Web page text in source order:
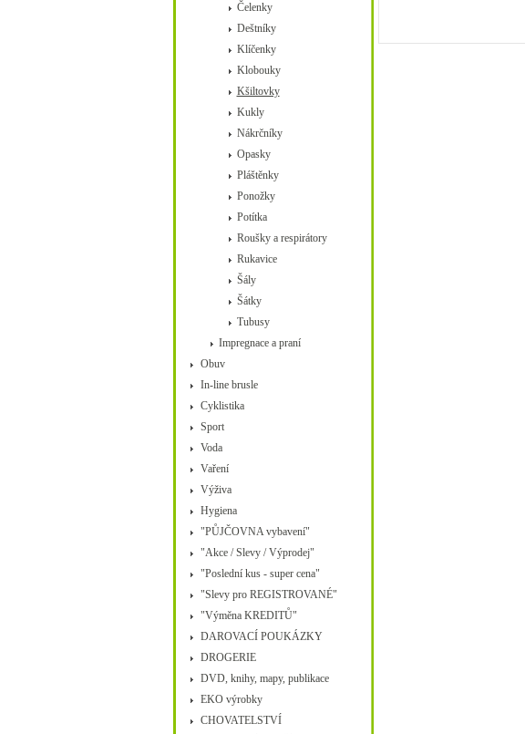
Čelenky
Deštníky
Klíčenky
Klobouky
Kšiltovky
Kukly
Nákrčníky
Opasky
Pláštěnky
Ponožky
Potítka
Roušky a respirátory
Rukavice
Šály
Šátky
Tubusy
Impregnace a praní
Obuv
In-line brusle
Cyklistika
Sport
Voda
Vaření
Výživa
Hygiena
"PŮJČOVNA vybavení"
"Akce / Slevy / Výprodej"
"Poslední kus - super cena"
"Slevy pro REGISTROVANÉ"
"Výměna KREDITŮ"
DAROVACÍ POUKÁZKY
DROGERIE
DVD, knihy, mapy, publikace
EKO výrobky
CHOVATELSTVÍ